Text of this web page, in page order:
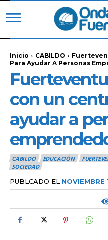
Inicio CABILDO
Para Ayudar A Personas
con un
ayudar a
CABILDO EDUCACIÓN
SOCIEDAD
PUBLCADO EL NOVIEMBRE